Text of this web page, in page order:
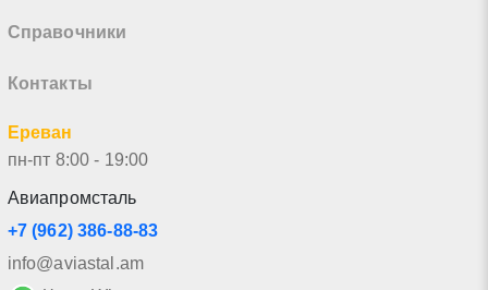
Справочники
Контакты
Ереван
пн-пт 8:00 - 19:00
Авиапромсталь
+7 (962) 386-88-83
info@aviastal.am